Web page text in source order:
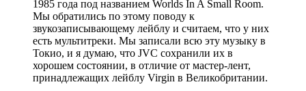
1985 года под названием Worlds In A Small Room.
Мы обратились по этому поводу к
звукозаписывающему лейблу и считаем, что у них
есть мультитреки. Мы записали всю эту музыку в
Токио, и я думаю, что JVC сохранили их в
хорошем состоянии, в отличие от мастер-лент,
принадлежащих лейблу Virgin в Великобритании.